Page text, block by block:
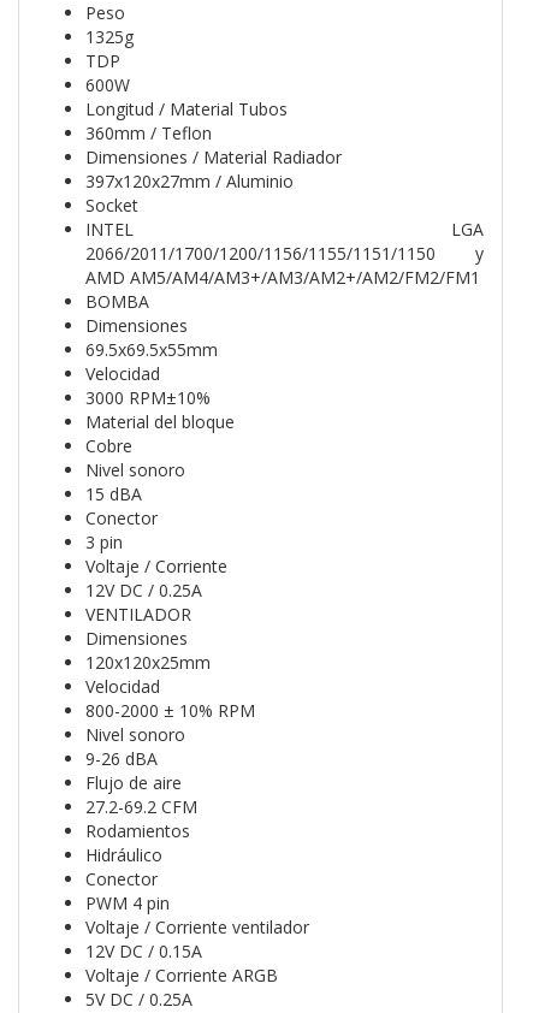
Peso
1325g
TDP
600W
Longitud / Material Tubos
360mm / Teflon
Dimensiones / Material Radiador
397x120x27mm / Aluminio
Socket
INTEL LGA
2066/2011/1700/1200/1156/1155/1151/1150 y
AMD AM5/AM4/AM3+/AM3/AM2+/AM2/FM2/FM1
BOMBA
Dimensiones
69.5x69.5x55mm
Velocidad
3000 RPM±10%
Material del bloque
Cobre
Nivel sonoro
15 dBA
Conector
3 pin
Voltaje / Corriente
12V DC / 0.25A
VENTILADOR
Dimensiones
120x120x25mm
Velocidad
800-2000 ± 10% RPM
Nivel sonoro
9-26 dBA
Flujo de aire
27.2-69.2 CFM
Rodamientos
Hidráulico
Conector
PWM 4 pin
Voltaje / Corriente ventilador
12V DC / 0.15A
Voltaje / Corriente ARGB
5V DC / 0.25A